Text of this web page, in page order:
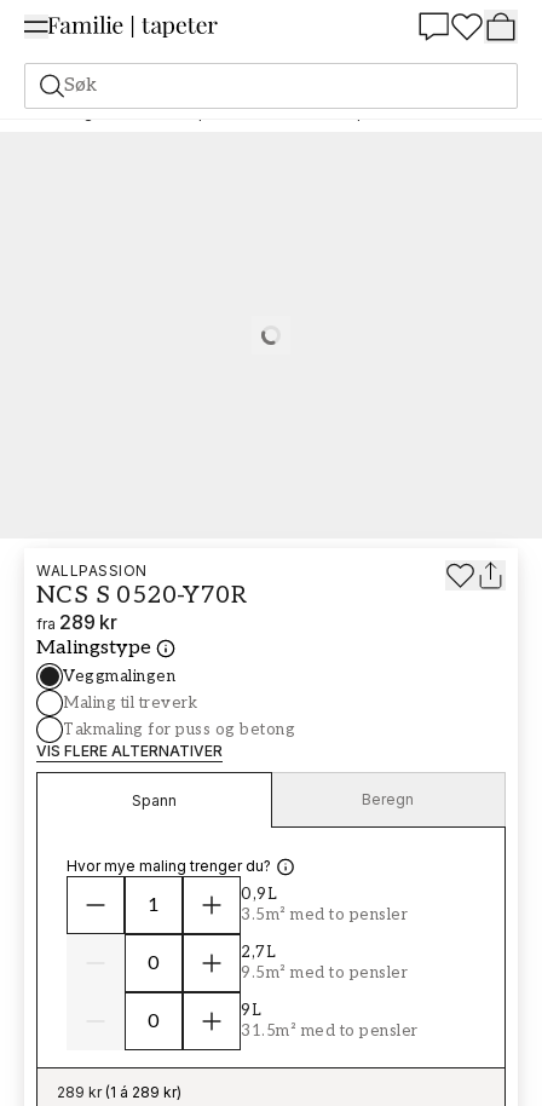
Søk
Maling Bestill basert på NCS Bestill basert på NCS 0520-Y70R
Loading…
WALLPASSION
NCS S 0520-Y70R
fra 289 kr
Malingstype
Veggmalingen
Maling til treverk
Takmaling for puss og betong
VIS FLERE ALTERNATIVER
Spann Beregn
Hvor mye maling trenger du?
0,9L
3.5m² med to pensler
2,7L
9.5m² med to pensler
9L
31.5m² med to pensler
289 kr(1 á 289 kr)